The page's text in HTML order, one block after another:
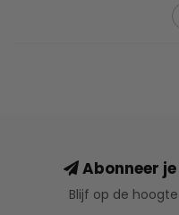
Abonneer
Blijf op de